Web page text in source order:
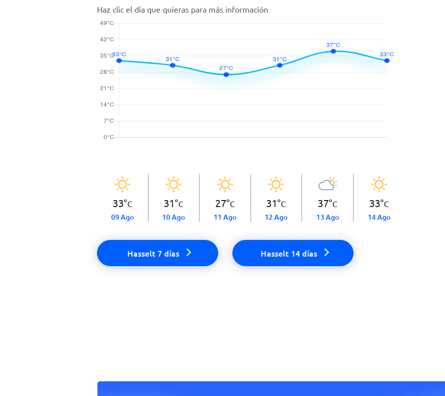
Haz clic el día que quieras para más información
33°C
09 Ago
31°C
10 Ago
27°C
11 Ago
31°C
12 Ago
37°C
13 Ago
33°C
14 Ago
Hasselt 7 días Hasselt 14 días